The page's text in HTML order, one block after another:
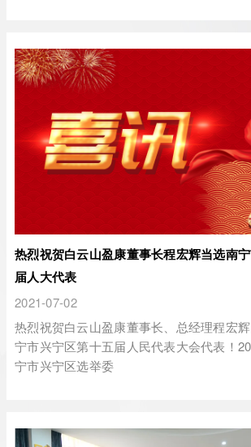
热烈祝贺白云山盈康董事长程宏辉当选南
届人大代表
2021-07-02
热烈祝贺白云山盈康董事长、总经理程宏
宁市兴宁区第十五届人民代表大会代表！
宁市兴宁区选举委